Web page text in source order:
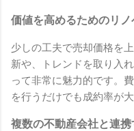
価値を高めるためのリ
少しの工夫で売却価格を
新や、トレンドを取り入
って非常に魅力的です。
を行うだけでも成約率が
複数の不動産会社と連携